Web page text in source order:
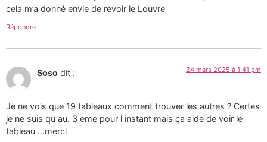
cela m’a donné envie de revoir le Louvre
Répondre
Soso dit : 24 mars 2025 à 1:41 pm
Je ne vois que 19 tableaux comment trouver les autres ? Certes
je ne suis qu au. 3 eme pour l instant mais ça aide de voir le
tableau …merci